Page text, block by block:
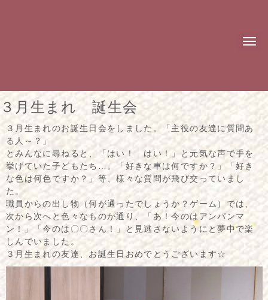
N
t
n
３月生まれ 誕生会
３月生まれのお誕生日会をしました。「主役の友達に質問あ
る人～？」
とみんなに尋ねると、「はい！ はい！」と元気な声で手を
挙げていた子どもたち…。「好きな車は何ですか？」「好き
な色は何色ですか？」等、様々な質問が飛び交っていまし
た。
職員からの出し物（何が通ったでしょうか？ゲーム）では、
次から次へと色々なものが通り、「あ！今のはアンパンマ
ン！」「今のは〇〇さん！」と見逃さないようにと夢中で楽
しんでいました。
３月生まれの友達、お誕生日おめでとうございます☆